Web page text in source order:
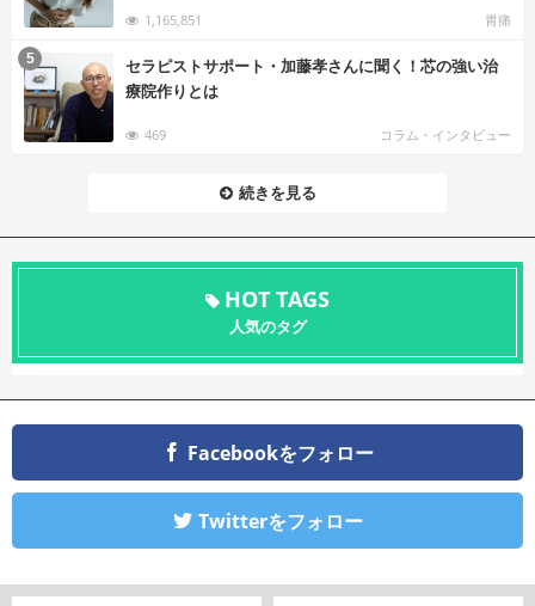
1,165,851 胃痛
セラピストサポート・加藤孝さんに聞く！芯の強い治
療院作りとは
469 コラム・インタビュー
5
続きを見る
HOT TAGS
人気のタグ
Facebookをフォロー
Twitterをフォロー